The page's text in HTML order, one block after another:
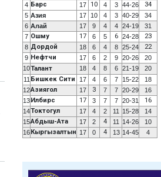
4 Барс 17 10 4 3 44-26 34
5 Азия 17 10 4 3 40-29
34
6 Алай 17 9 4 4 24-19
31
7 Ошму 17 6 5 6 24-28 23
8 Дордой 18 6 4 8 25-24 22
9 Нефтчи 17 6 2 9 20-26
20
10Талант 18 4 8 6 21-19
20
11 Бишкек Сити 17 4 6 7 15-22
18
12Азиягол 17 3 7 7 20-29
16
13 Илбирс 17 3 7 7 20-31 16
14Токтогул 17 4 2 11 15-28
14
15Абдыш-Ата 17 2 4 11 14-26
10
16 Кыргызалтын 17 0 4 13 14-45 4